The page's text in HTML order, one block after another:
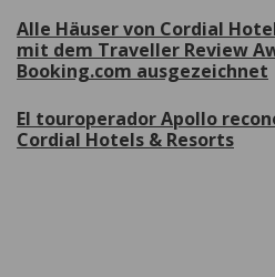
Alle Häuser von Cordial
mit dem Traveller Review
Booking.com ausgezeichnet
El touroperador Apollo
Cordial Hotels & Resorts